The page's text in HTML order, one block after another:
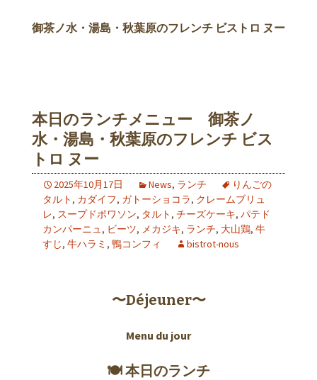
御茶ノ水・湯島・秋葉原のフレンチ ビストロ ヌー
本日のランチメニュー 御茶ノ
水・湯島・秋葉原のフレンチ ビス
トロ ヌー
2025年10月17日 News, ランチ
りんごの
タルト , カダイフ, ガトーショコラ, クレームブリュ
レ, スープドポワソン, タルト , チーズケーキ, パテド
カンパーニュ, ビーツ, メカジキ, ランチ, 大山鶏, 牛
すじ, 牛ハラミ , 鴨コンフィ bistrot-nous
〜Déjeuner〜
Menu du jour
🍽 本日のランチ